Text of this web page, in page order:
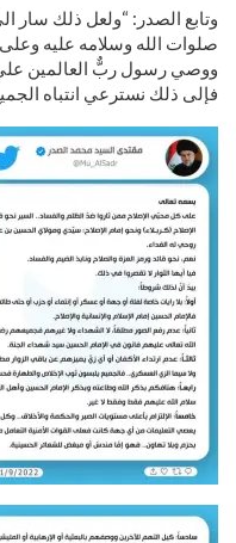
وتابع الصدر: “ولعل ذلك سار
صلوات الله وسلامه عليه
ووصي رسول ربٌّ العالمين
فإلى ذلك نسترعي انتباه